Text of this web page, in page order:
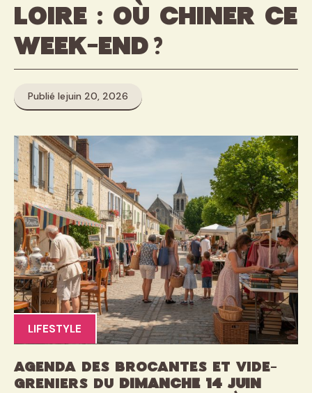
Loire : où chiner ce
week-end ?
Publié lejuin 20, 2026
LIFESTYLE
Agenda des brocantes et vide-
greniers du
dimanche 14 juin